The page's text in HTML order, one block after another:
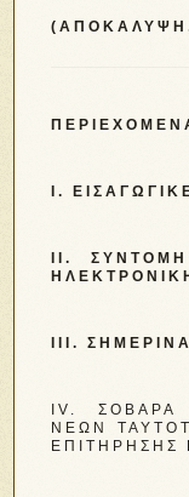
Ι.
ΙΙ.
ΙΙΙ.
ΙV.
ΝΈΩΝ
ΕΠΙΤΉΡΗΣΗΣ